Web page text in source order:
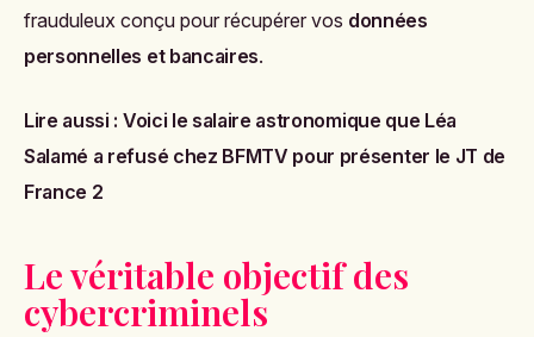
frauduleux conçu pour récupérer vos données
personnelles et bancaires.
Lire aussi : Voici le salaire astronomique que Léa
Salamé a refusé chez BFMTV pour présenter le JT de
France 2
Le véritable objectif des
cybercriminels